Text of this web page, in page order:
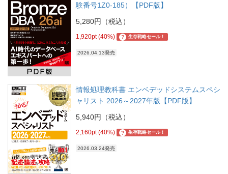
験番号1Z0-185）【PDF版】
5,280円（税込）
1,920pt (40%) ? 生存戦略セール！
2026.04.13発売
情報処理教科書 エンベデッドシステムスペシ
ャリスト 2026～2027年版【PDF版】
5,940円（税込）
2,160pt (40%) ? 生存戦略セール！
2026.03.24発売